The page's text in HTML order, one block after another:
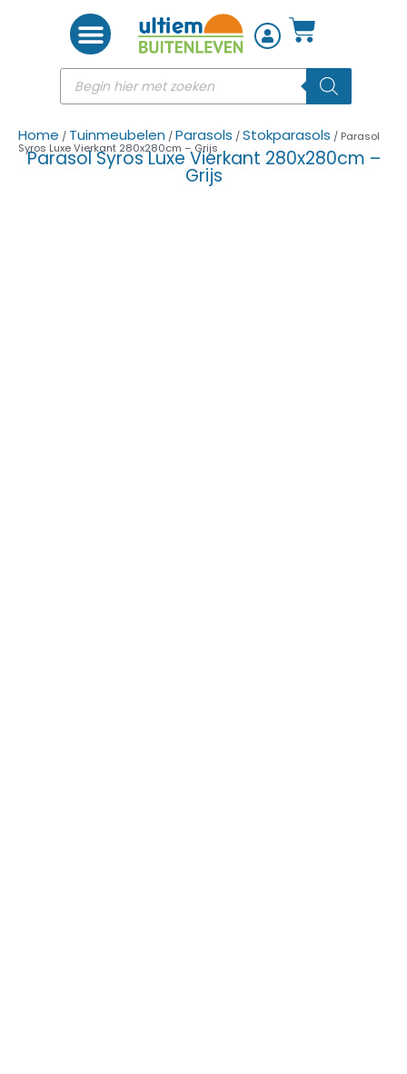
Home / Tuinmeubelen /Parasols /Stokparasols / Parasol
Syros Luxe Vierkant 280x280cm – Grijs
Parasol Syros Luxe Vierkant 280x280cm –
Grijs